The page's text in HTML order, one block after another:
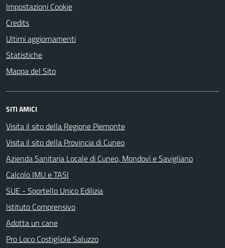
Impostazioni Cookie
Credits
Ultimi aggiornamenti
Statistiche
Mappa del Sito
SITI AMICI
Visita il sito della Regione Piemonte
Visita il sito della Provincia di Cuneo
Azienda Sanitaria Locale di Cuneo, Mondovì e Savigliano
Calcolo IMU e TASI
SUE - Sportello Unico Edilizia
Istituto Comprensivo
Adotta un cane
Pro Loco Costigliole Saluzzo